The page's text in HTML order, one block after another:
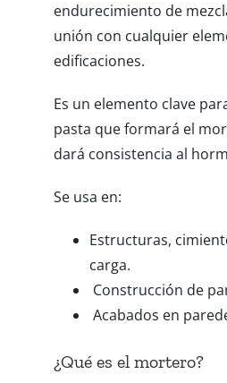
endurecimiento de
unión con cualquier
edificaciones.
Es un elemento clave
pasta que formará el
dará consistencia al
Se usa en:
Estructuras,
carga.
Construcción de
Acabados en
¿Qué es el mortero?